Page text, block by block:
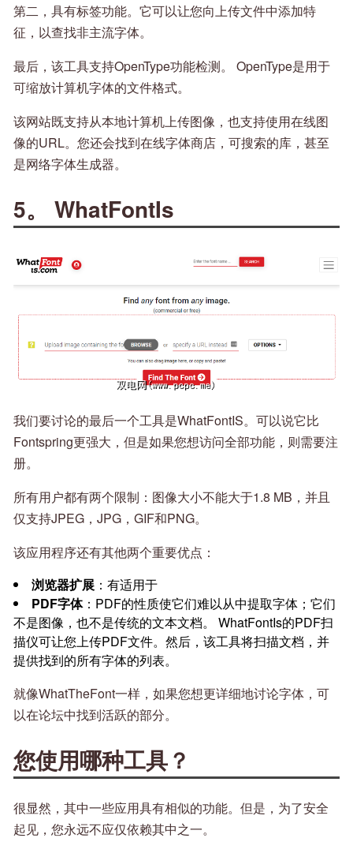
第二，具有标签功能。它可以让您向上传文件中添加特
征，以查找非主流字体。
最后，该工具支持OpenType功能检测。 OpenType是用于
可缩放计算机字体的文件格式。
该网站既支持从本地计算机上传图像，也支持使用在线图
像的URL。您还会找到在线字体商店，可搜索的库，甚至
是网络字体生成器。
5。 WhatFontIs
我们要讨论的最后一个工具是WhatFontIS。可以说它比
Fontspring更强大，但是如果您想访问全部功能，则需要注
册。
所有用户都有两个限制：图像大小不能大于1.8 MB，并且
仅支持JPEG，JPG，GIF和PNG。
该应用程序还有其他两个重要优点：
浏览器扩展 ：有适用于
PDF字体：PDF的性质使它们难以从中提取字体；它们
不是图像，也不是传统的文本文档。 WhatFontIs的PDF扫
描仪可让您上传PDF文件。然后，该工具将扫描文档，并
提供找到的所有字体的列表。
就像WhatTheFont一样，如果您想更详细地讨论字体，可
以在论坛中找到活跃的部分。
您使用哪种工具？
很显然，其中一些应用具有相似的功能。但是，为了安全
起见，您永远不应仅依赖其中之一。